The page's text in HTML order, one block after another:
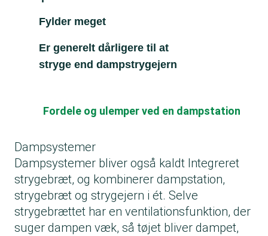
Fylder meget
Er generelt dårligere til at
stryge end dampstrygejern
Fordele og ulemper ved en dampstation
Dampsystemer
Dampsystemer bliver også kaldt Integreret
strygebræt, og kombinerer dampstation,
strygebræt og strygejern i ét. Selve
strygebrættet har en ventilationsfunktion, der
suger dampen væk, så tøjet bliver dampet,